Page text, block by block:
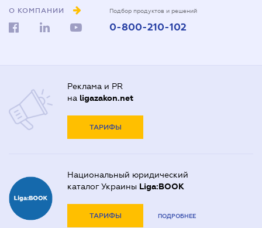
О КОМПАНИИ Подбор продуктов и решений
0-800-210-102
Реклама и PR
на ligazakon.net
ТАРИФЫ
Национальный юридический
каталог Украины Liga:BOOK
ТАРИФЫ ПОДРОБНЕЕ